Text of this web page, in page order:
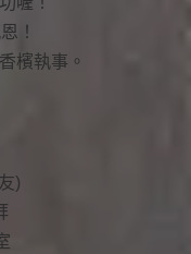
！
檳執事。
)